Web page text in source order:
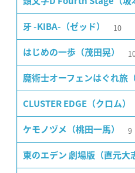
牙 -KIBA-（ゼッド） 10
はじめの一歩（茂田晃）
魔術士オーフェンはぐれ旅
CLUSTER EDGE（クロム）
ケモノヅメ（桃田一馬） 9
東のエデン 劇場版（直元大